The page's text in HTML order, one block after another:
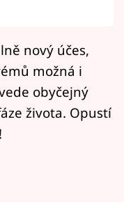
nový účes,
možná i
obyčejný
života. Opustí